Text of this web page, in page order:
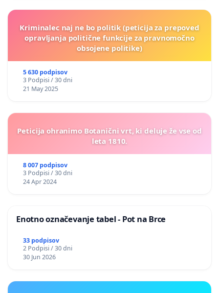
Kriminalec naj ne bo politik (peticija za prepoved
opravljanja politične funkcije za pravnomočno
obsojene politike)
5 630 podpisov
3 Podpisi / 30 dni
21 May 2025
Peticija ohranimo Botanični vrt, ki deluje že vse od
leta 1810.
8 007 podpisov
3 Podpisi / 30 dni
24 Apr 2024
Enotno označevanje tabel - Pot na Brce
33 podpisov
2 Podpisi / 30 dni
30 Jun 2026